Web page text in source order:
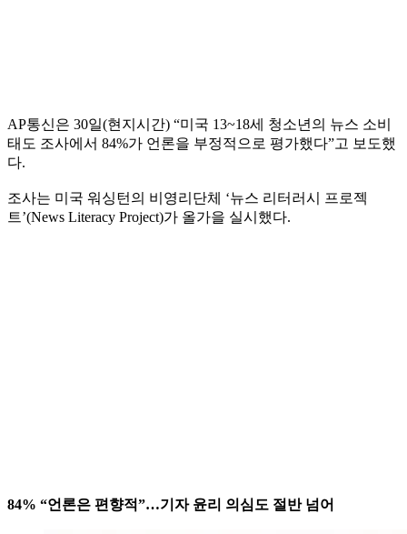
AP통신은 30일(현지시간) “미국 13~18세 청소년의 뉴스 소비
태도 조사에서 84%가 언론을 부정적으로 평가했다”고 보도했
다.
조사는 미국 워싱턴의 비영리단체 ‘뉴스 리터러시 프로젝
트’(News Literacy Project)가 올가을 실시했다.
84% “언론은 편향적”…기자 윤리 의심도 절반 넘어